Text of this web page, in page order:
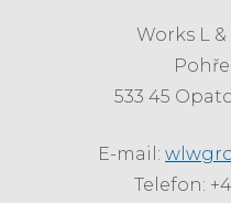
Works L
533 45
E-mail:
Telefon: